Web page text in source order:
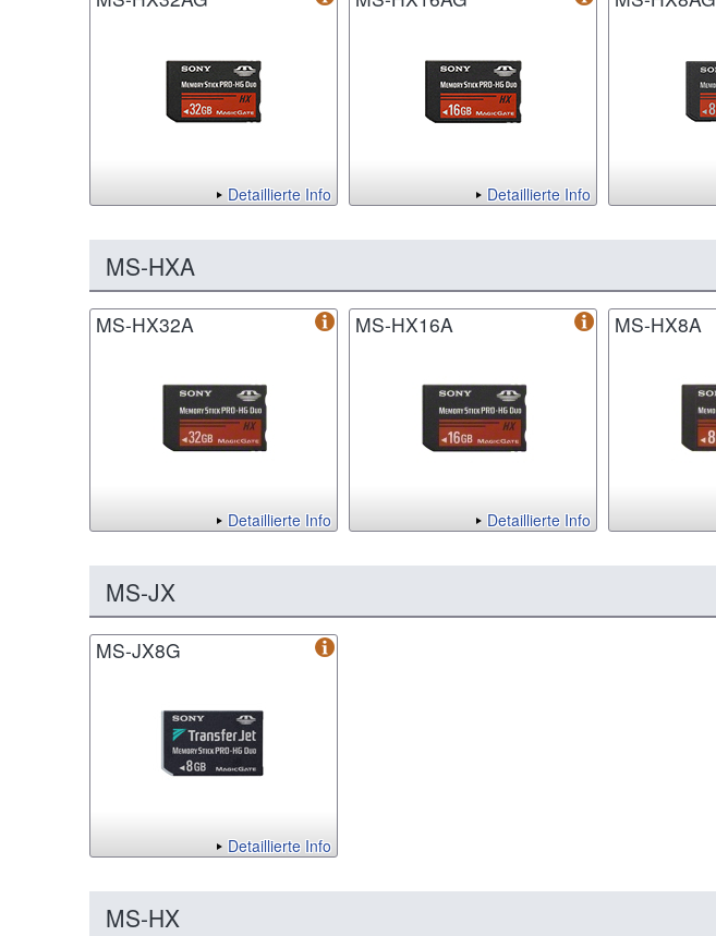
Detaillierte Info Detaillierte Info
MS-HXA
MS-HX32A
Detaillierte Info
MS-HX16A
Detaillierte Info
MS-HX8A
MS-JX
MS-JX8G
Detaillierte Info
MS-HX